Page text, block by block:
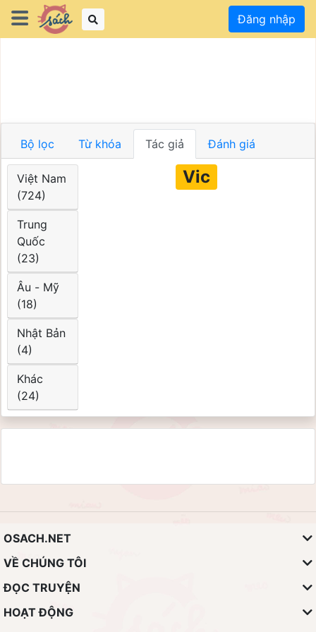
Đăng nhập
Bộ lọc Từ khóa Tác giả Đánh giá
Việt Nam
(724)
Trung
Quốc
(23)
Âu - Mỹ
(18)
Nhật Bản
(4)
Khác
(24)
Vic
OSACH.NET
VỀ CHÚNG TÔI
ĐỌC TRUYỆN
HOẠT ĐỘNG